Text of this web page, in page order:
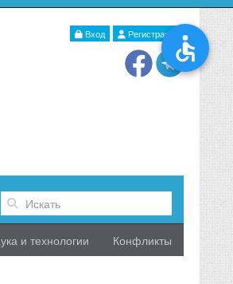
Вход Регистрация
и технологии Конфликты